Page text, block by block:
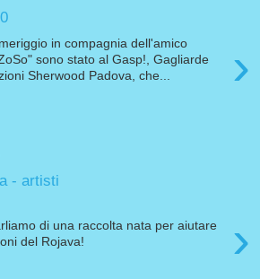
›
in compagnia dell'amico
sono stato al Gasp!, Gagliarde
Sherwood Padova, che...
- artisti
›
di una raccolta nata per aiutare
del Rojava!